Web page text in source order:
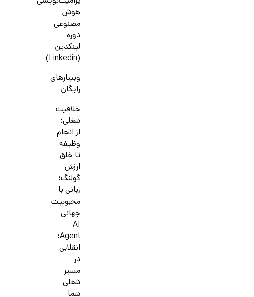
هوش
مصنوعی
دوره
لینکدین
(Linkedin)
وبینارهای
رایگان
خلاقیت
شغلی؛
از انجام
وظیفه
تا خلق
ارزش
گولنگ؛
زبانی با
محبوبیت
جهانی
AI
Agent؛
انقلابی
در
مسیر
شغلی